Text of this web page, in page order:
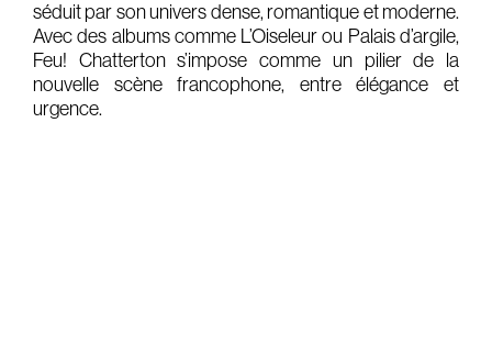
Mixing
Mastering
Producing
séduit par son univers dense, romantique et moderne.
Avec des albums comme L’Oiseleur ou Palais d’argile,
Feu! Chatterton s’impose comme un pilier de la
nouvelle scène francophone, entre élégance et
urgence.